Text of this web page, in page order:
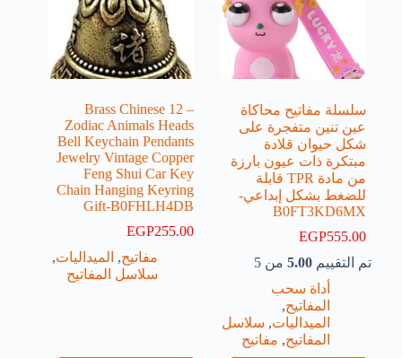
سلسلة مفاتيح محاكاة
عين تنين متفجرة على
شكل حيوان قلادة
مبتكرة ذات عيون بارزة
من مادة TPR قابلة
للضغط بشكل إبداعي-
B0FT3KD6MX
EGP555.00
تم التقييم 5.00من 5
أداة سحب
المفاتيح,
الميداليات, سلاسل
المفاتيح, مفاتيح
– Brass Chinese 12
Zodiac Animals Heads
Bell Keychain Pendants
Jewelry Vintage Copper
Feng Shui Car Key
Chain Hanging Keyring
Gift-B0FHLH4DB
EGP255.00
مفاتيح, الميداليات,
سلاسل المفاتيح